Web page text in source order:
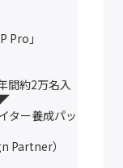
Pro」
約2万名入
ター養成パッ
Partner）